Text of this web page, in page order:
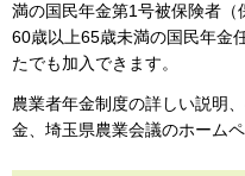
満の国民年金第1号被保険者
60歳以上65歳未満の国民年金
たでも加入できます。
農業者年金制度の詳しい説明
金、埼玉県農業会議のホーム